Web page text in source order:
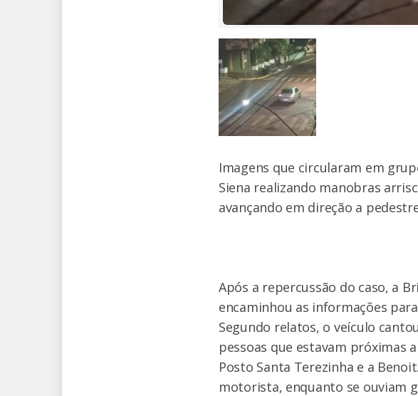
Imagens que circularam em
Siena realizando manobras
avançando em direção a
Após a repercussão do caso, a
encaminhou as informações
Segundo relatos, o veículo
pessoas que estavam próximas
Posto Santa Terezinha e a
motorista, enquanto se ouviam